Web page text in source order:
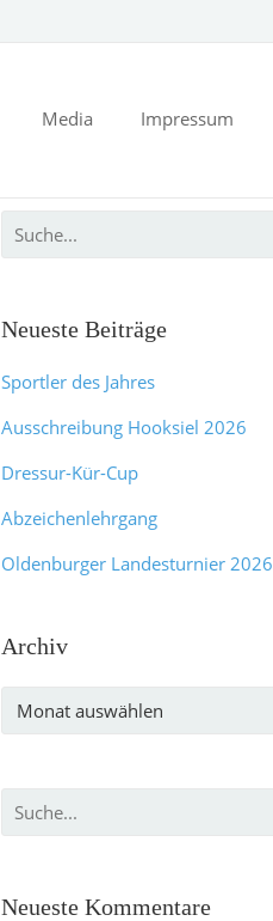
Media Impressum
Neueste Beiträge
Sportler des Jahres
Ausschreibung Hooksiel 2026
Dressur-Kür-Cup
Abzeichenlehrgang
Oldenburger Landesturnier 2026
Archiv
Archiv
Neueste Kommentare